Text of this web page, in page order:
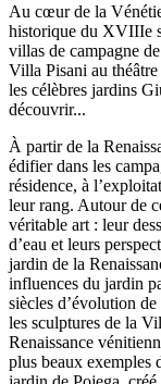
Au cœur de la
historique du XVIIIe
villas de campagne
Villa Pisani au
les célèbres jardins
découvrir...
À partir de la
édifier dans les
résidence, à
leur rang. Autour de
véritable art : leur
d’eau et leurs
jardin de la
influences du jardin
siècles d’évolution
les sculptures de la
Renaissance
plus beaux exemples